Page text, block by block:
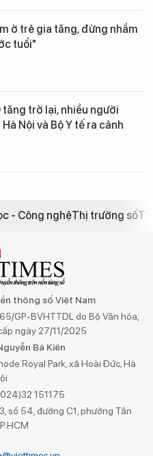
ở trẻ gia tăng, đừng nhầm
tuổi"
tăng trở lại, nhiều người
Nội và Bộ Y tế ra cảnh
- Công nghệThị trường số
thông số Việt Nam
GP-BVHTTDL do Bộ Văn hóa,
ngày 27/11/2025
Bá Kiên
Royal Park, xã Hoài Đức, Hà
151175
số 54, đường C1, phường Tân